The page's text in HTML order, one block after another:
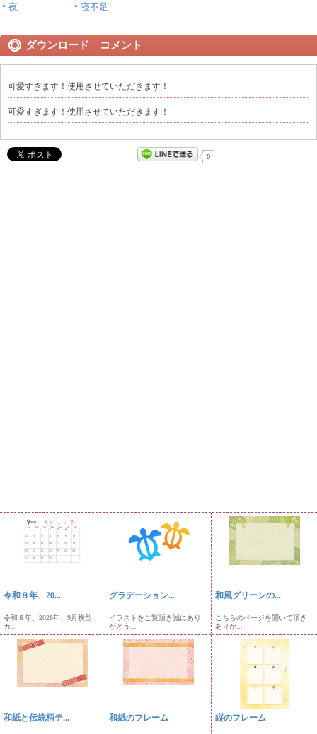
夜
寝不足
ダウンロード コメント
可愛すぎます！使用させていただきます！
可愛すぎます！使用させていただきます！
0
令和８年、20...
令和８年、2026年、9月横型
カ...
グラデーション...
イラストをご覧頂き誠にあり
がとう...
和風グリーンの...
こちらのページを開いて頂き
ありが...
和紙と伝統柄テ... 和紙のフレーム 縦のフレーム